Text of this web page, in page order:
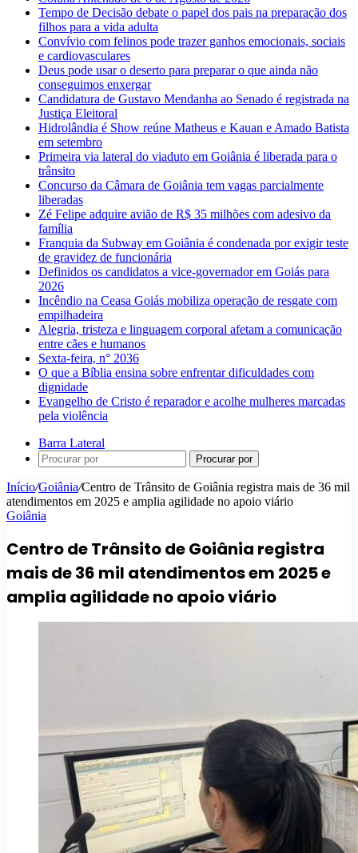
Tempo de Decisão debate o papel dos pais na preparação dos
filhos para a vida adulta
Convívio com felinos pode trazer ganhos emocionais, sociais
e cardiovasculares
Deus pode usar o deserto para preparar o que ainda não
conseguimos enxergar
Candidatura de Gustavo Mendanha ao Senado é registrada na
Justiça Eleitoral
Hidrolândia é Show reúne Matheus e Kauan e Amado Batista
em setembro
Primeira via lateral do viaduto em Goiânia é liberada para o
trânsito
Concurso da Câmara de Goiânia tem vagas parcialmente
liberadas
Zé Felipe adquire avião de R$ 35 milhões com adesivo da
família
Franquia da Subway em Goiânia é condenada por exigir teste
de gravidez de funcionária
Definidos os candidatos a vice-governador em Goiás para
2026
Incêndio na Ceasa Goiás mobiliza operação de resgate com
empilhadeira
Alegria, tristeza e linguagem corporal afetam a comunicação
entre cães e humanos
Sexta-feira, n° 2036
O que a Bíblia ensina sobre enfrentar dificuldades com
dignidade
Evangelho de Cristo é reparador e acolhe mulheres marcadas
pela violência
Barra Lateral
Procurar por
Início/Goiânia/Centro de Trânsito de Goiânia registra mais de 36 mil
atendimentos em 2025 e amplia agilidade no apoio viário
Goiânia
Centro de Trânsito de Goiânia registra
mais de 36 mil atendimentos em 2025 e
amplia agilidade no apoio viário